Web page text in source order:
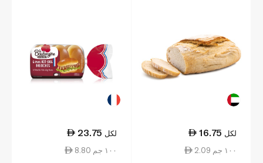
16.75 لكل
2.09 ١٠٠ جم
23.75 لكل
8.80 ١٠٠ جم